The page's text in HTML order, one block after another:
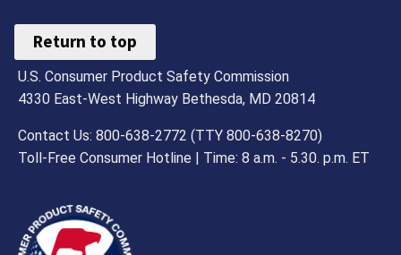
Return to top
U.S. Consumer Product Safety Commission
4330 East-West Highway Bethesda, MD 20814
Contact Us: 800-638-2772 (TTY 800-638-8270)
Toll-Free Consumer Hotline | Time: 8 a.m. - 5.30. p.m. ET